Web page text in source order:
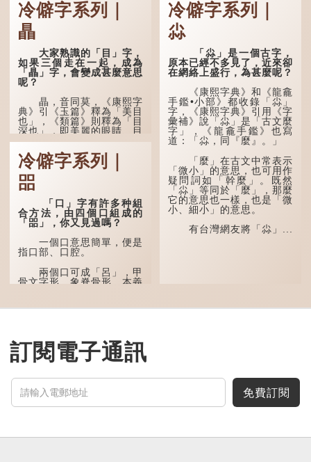
冷僻字系列｜
瞐
大家熟識的「目」字，
如果三個走在一起，成為
「瞐」字，會變成甚麼意思
呢？
瞐，音同莫，《康熙字
典》引《玉篇》釋為「美目
也」，《類篇》則釋為「目
深也」，即美麗的眼睛、目
光深邃的意思。
多年前，蘋果手機推出
iPhone12時，曾宣傳它的
鏡頭有專業的運算攝影功
能，便用上「瞐」這個字，
表達iPhone12有由8位提
升至10位HDR影片拍攝功
能，能自動進行杜比視界調
色，達到專...
冷僻字系列｜
㗊
「口」字有許多种組
合方法，由四個口組成的
「㗊」，你又見過嗎？
一個口意思簡單，便是
指口部、口腔。
兩個口可成「呂」，甲
骨文字形，象脊骨形，本義
通用為姓氏。兩個口也可以
思。
三個口為「品」，這個
代甲骨文，古字形從三口，
表示眾多。《說文解...
冷僻字系列｜
尛
「尛」是一個古字，
原本已經不多見了，近來卻
在網絡上盛行，為甚麼呢？
《康熙字典》和《龍龕
手鑑•小部》都收錄「尛」
字，《康熙字典》引用《字
彙補》說「尛」是「古文麼
字」，《龍龕手鑑》也寫
道：「尛，同『麼』。」
「麼」在古文中常表示
「微小」的意思，也可用作
疑問詞如「幹麼」。既然
「尛」等同於「麼」，那麼
它的意思也一樣，也是「微
小、細小」的意思。
有台灣網友將「尛」...
訂閱電子通訊
免費訂閱